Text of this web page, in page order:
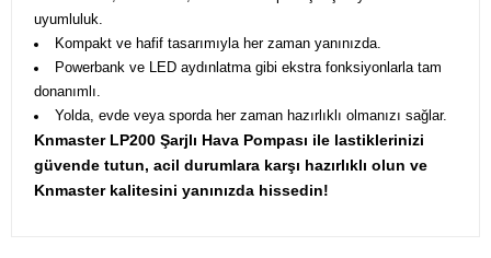
uyumluluk.
Kompakt ve hafif tasarımıyla her zaman yanınızda.
Powerbank ve LED aydınlatma gibi ekstra fonksiyonlarla tam
donanımlı.
Yolda, evde veya sporda her zaman hazırlıklı olmanızı sağlar.
Knmaster LP200 Şarjlı Hava Pompası ile lastiklerinizi
güvende tutun, acil durumlara karşı hazırlıklı olun ve
Knmaster kalitesini yanınızda hissedin!